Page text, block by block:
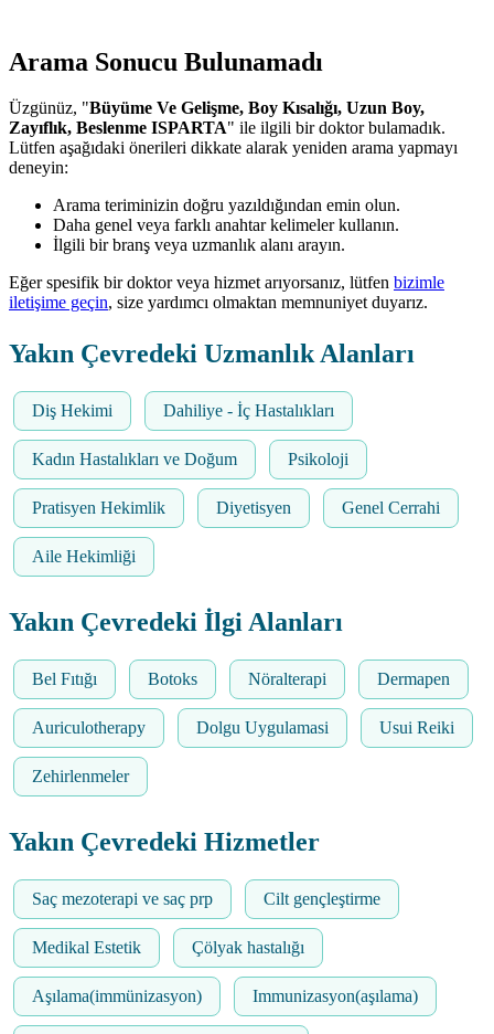
Arama Sonucu Bulunamadı
Üzgünüz, "Büyüme Ve Gelişme, Boy Kısalığı, Uzun Boy,
Zayıflık, Beslenme ISPARTA" ile ilgili bir doktor bulamadık.
Lütfen aşağıdaki önerileri dikkate alarak yeniden arama yapmayı
deneyin:
Arama teriminizin doğru yazıldığından emin olun.
Daha genel veya farklı anahtar kelimeler kullanın.
İlgili bir branş veya uzmanlık alanı arayın.
Eğer spesifik bir doktor veya hizmet arıyorsanız, lütfen bizimle
iletişime geçin, size yardımcı olmaktan memnuniyet duyarız.
Yakın Çevredeki Uzmanlık Alanları
Diş Hekimi Dahiliye - İç Hastalıkları
Kadın Hastalıkları ve Doğum Psikoloji
Pratisyen Hekimlik Diyetisyen Genel Cerrahi
Aile Hekimliği
Yakın Çevredeki İlgi Alanları
Bel Fıtığı Botoks Nöralterapi Dermapen
Auriculotherapy Dolgu Uygulamasi Usui Reiki
Zehirlenmeler
Yakın Çevredeki Hizmetler
Saç mezoterapi ve saç prp Cilt gençleştirme
Medikal Estetik Çölyak hastalığı
Aşılama(immünizasyon) Immunizasyon(aşılama)